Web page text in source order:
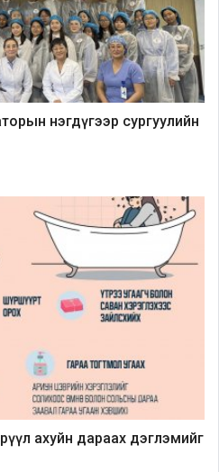
нэгдүгээр сургуулийн
ахуйн дараах дэглэмийг